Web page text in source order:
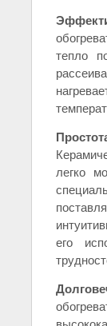
тепло
легко
его